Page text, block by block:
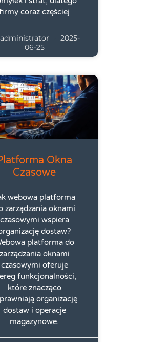
coraz częściej
2025-
06-25
Okna
Czasowe
webowa platforma
zarządzania oknami
czasowymi wspiera
dostaw?
platforma do
zarządzania oknami
czasowymi oferuje
funkcjonalności,
które znacząco
organizację
dostaw i operacje
magazynowe.